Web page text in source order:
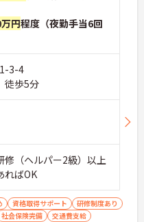
円程度（夜勤手当6回
3-4
徒歩5分
（ヘルパー2級）以上
ればOK
資格取得サポート
研修制度あり
社会保険完備
交通費支給